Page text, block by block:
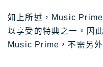
如上所述，Music
以享受的特典之一。因
Music Prime，不需另外